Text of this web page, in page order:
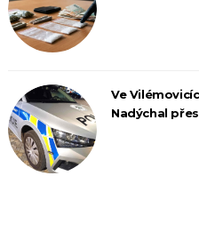
Ve
Nadýchal